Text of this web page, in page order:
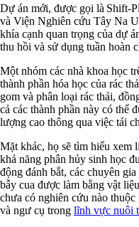
Dự án mới, được gọi là Shift-
và Viện Nghiên cứu Tây Na
khía cạnh quan trọng của dự
thu hồi và sử dụng tuần hoàn
Một nhóm các nhà khoa học
thành phần hóa học của rác
gom và phân loại rác thải,
cả các thành phần này có thể
lượng cao thông qua việc tái
Mặt khác, họ sẽ tìm hiểu xem
khả năng phân hủy sinh học
động đánh bắt, các chuyên
bẫy cua được làm bằng vật
chưa có nghiên cứu nào
và ngư cụ trong lĩnh vực nuôi